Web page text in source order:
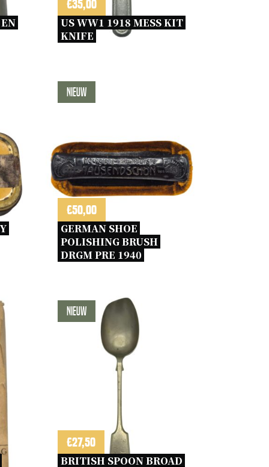
€35,00
US WW1 1918 MESS KIT
KNIFE
Nieuw
€50,00
GERMAN SHOE
POLISHING BRUSH
DRGM PRE 1940
Nieuw
€27,50
BRITISH SPOON BROAD